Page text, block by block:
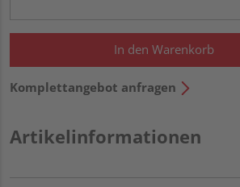
In den Warenkorb
Komplettangebot anfragen
Artikelinformationen